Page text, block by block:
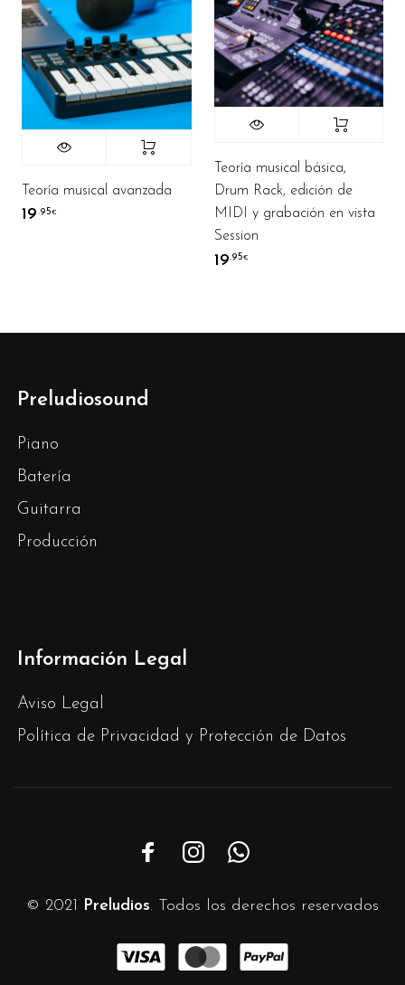
Teoría musical avanzada
19.95€
Teoría musical básica,
Drum Rack, edición de
MIDI y grabación en vista
Session
19.95€
Preludiosound
Piano
Batería
Guitarra
Producción
Información Legal
Aviso Legal
Política de Privacidad y Protección de Datos
© 2021 Preludios. Todos los derechos reservados